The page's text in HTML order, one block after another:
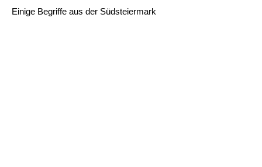
Einige Begriffe aus der Südsteiermark